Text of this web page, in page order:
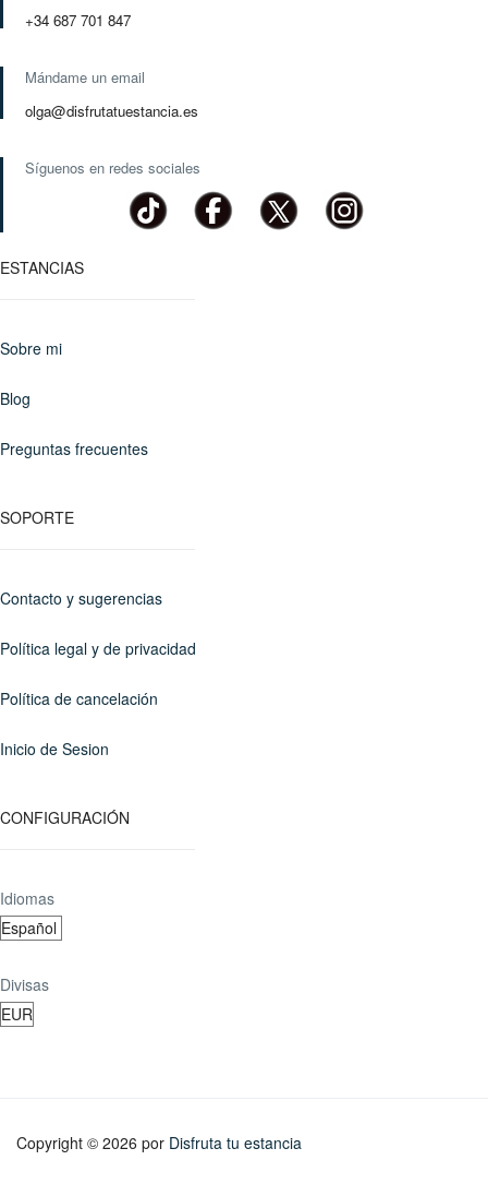
+34 687 701 847
Mándame un email
olga@disfrutatuestancia.es
Síguenos en redes sociales
ESTANCIAS
Sobre mi
Blog
Preguntas frecuentes
SOPORTE
Contacto y sugerencias
Política legal y de privacidad
Política de cancelación
Inicio de Sesion
CONFIGURACIÓN
Idiomas
Divisas
Copyright © 2026 por Disfruta tu estancia